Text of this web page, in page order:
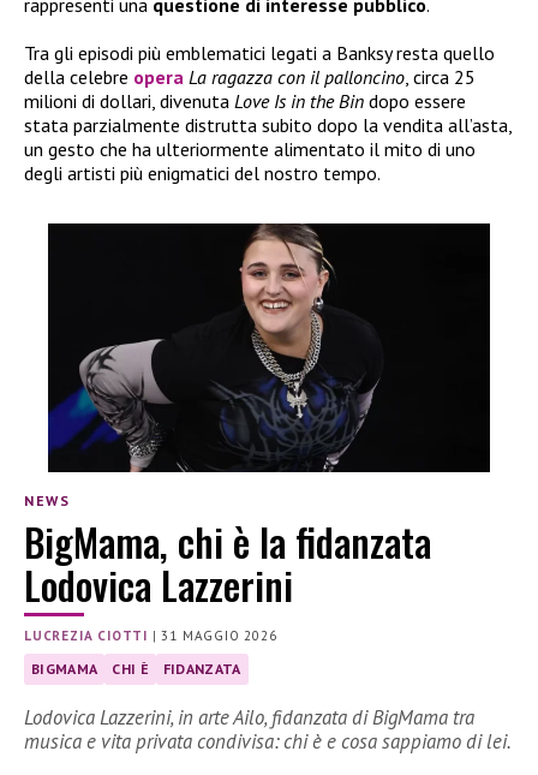
Tra gli episodi più emblematici legati a Banksy resta quello
della celebre opera La ragazza con il palloncino , circa 25
milioni di dollari, divenuta Love Is in the Bin dopo essere
stata parzialmente distrutta subito dopo la vendita all’asta,
un gesto che ha ulteriormente alimentato il mito di uno
degli artisti più enigmatici del nostro tempo.
NEWS
BigMama, chi è la fidanzata
Lodovica Lazzerini
LUCREZIA CIOTTI |31 MAGGIO 2026
BIGMAMA CHI È FIDANZATA
Lodovica Lazzerini, in arte Ailo, fidanzata di BigMama tra
musica e vita privata condivisa: chi è e cosa sappiamo di lei.